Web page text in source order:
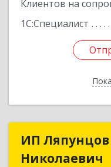
Клиентов на
1С:Специалист
ИП Ляпунцов
Николаевич